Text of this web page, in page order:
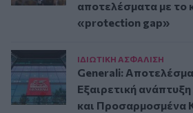
αποτελέσματα με το
«protection gap»
ΙΔΙΩΤΙΚΗ ΑΣΦAΛΙΣΗ
Generali:
Εξαιρετική
και Προσαρμοσμένα